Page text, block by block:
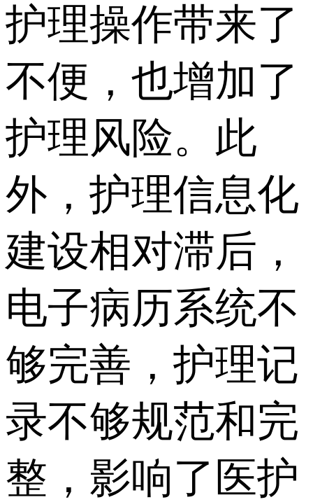
护理操作带来了
不便，也增加了
护理风险。此
外，护理信息化
建设相对滞后，
电子病历系统不
够完善，护理记
录不够规范和完
整，影响了医护